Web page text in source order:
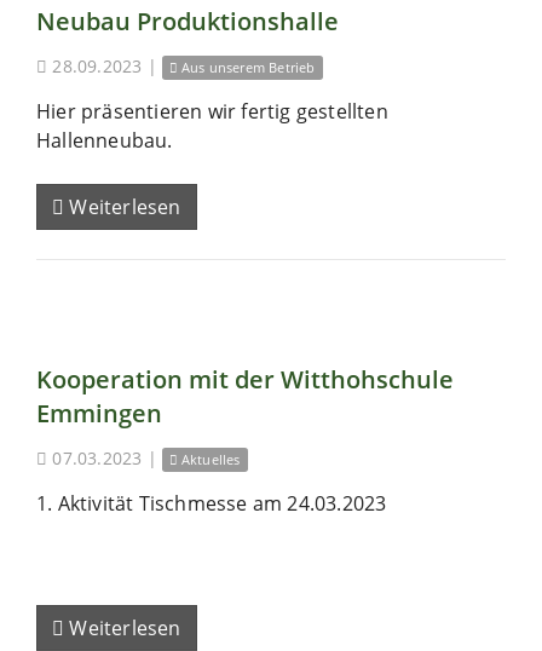
Neubau Produktionshalle
28.09.2023 | Aus unserem Betrieb
Hier präsentieren wir fertig gestellten
Hallenneubau.
Weiterlesen
Kooperation mit der Witthohschule
Emmingen
07.03.2023 | Aktuelles
1. Aktivität Tischmesse am 24.03.2023
Weiterlesen